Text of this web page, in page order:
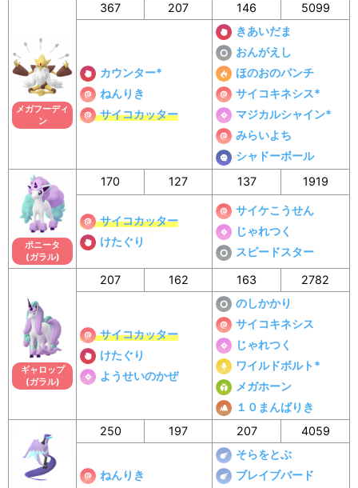
メガフーディ
ン
367 207 146 5099
カウンター*
ねんりき
サイコカッター
きあいだま
おんがえし
ほのおのパンチ
サイコキネシス*
マジカルシャイン*
みらいよち
シャドーボール
ポニータ
(ガラル)
170 127 137 1919
サイコカッター
けたぐり
サイケこうせん
じゃれつく
スピードスター
ギャロップ
(ガラル)
207 162 163 2782
サイコカッター
けたぐり
ようせいのかぜ
のしかかり
サイコキネシス
じゃれつく
ワイルドボルト*
メガホーン
１０まんばりき
250 197 207 4059
ねんりき
そらをとぶ
ブレイブバード